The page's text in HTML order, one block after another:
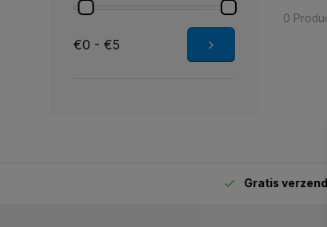
€0 - €5
0
Gratis